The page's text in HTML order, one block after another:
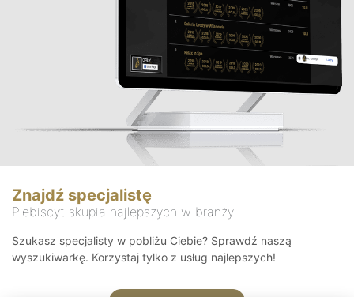
Znajdź specjalistę
Plebiscyt skupia najlepszych w branży
Szukasz specjalisty w pobliżu Ciebie? Sprawdź naszą
wyszukiwarkę. Korzystaj tylko z usług najlepszych!